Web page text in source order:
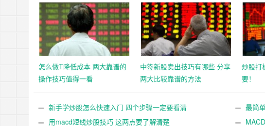
怎么做T降低成本 两大靠谱的
操作技巧值得一看
中签新股卖出技巧有哪些 分享
两大比较靠谱的方法
炒股打
要！
新手学炒股怎么快速入门 四个步骤一定要看清
最简
用macd短线炒股技巧 这两点要了解清楚